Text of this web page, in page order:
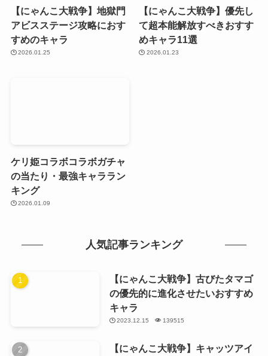
【にゃんこ大戦争】地獄門
アビスステージ攻略におす
すめのキャラ
2026.01.25
【にゃんこ大戦争】優先し
て超本能解放すべきおすす
めキャラ11選
2026.01.23
ケリ姫コラボコラボガチャ
の当たり・最強キャララン
キング
2026.01.09
人気記事ランキング
【にゃんこ大戦争】古びたタマゴ
の優先的に進化させたいおすすめ
キャラ
2023.12.15 139515
【にゃんこ大戦争】キャッツアイ